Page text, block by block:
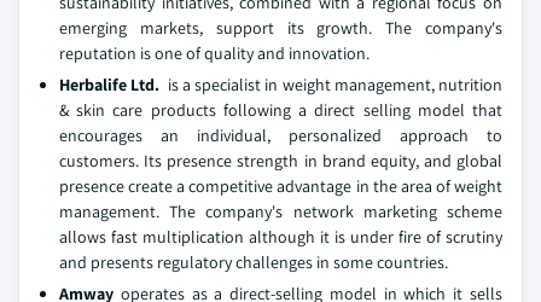
emerging markets, support its growth. The company's
reputation is one of quality and innovation.
Herbalife Ltd. is a specialist in weight management, nutrition
& skin care products following a direct selling model that
encourages an individual, personalized approach to
customers. Its presence strength in brand equity, and global
presence create a competitive advantage in the area of weight
management. The company's network marketing scheme
allows fast multiplication although it is under fire of scrutiny
and presents regulatory challenges in some countries.
Amway operates as a direct-selling model in which it sells